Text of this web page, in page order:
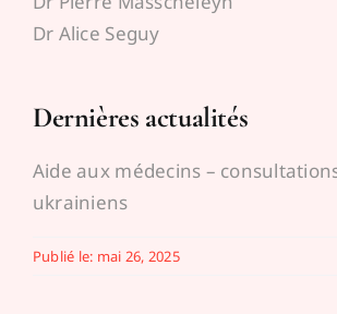
Dr Alice Seguy
Dernières actualités
Aide aux médecins –
ukrainiens
Publié le: mai 26, 2025